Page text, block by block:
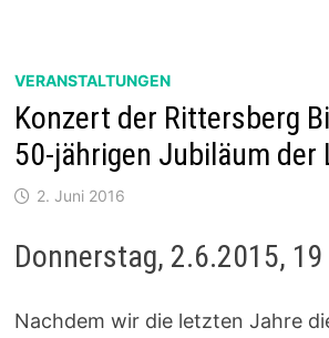
VERANSTALTUNGEN
Konzert der Rittersberg
50-jährigen Jubiläum der
2. Juni 2016
Donnerstag, 2.6.2015, 19
Nachdem wir die letzten Jahre